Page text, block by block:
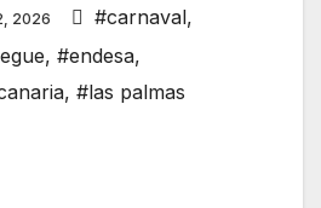
2026 #carnaval,
, #endesa,
, #las palmas